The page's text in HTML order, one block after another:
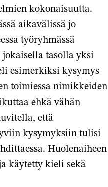
kokonaisuutta.
aikavälissä jo
työryhmässä
tasolla yksi
esimerkiksi kysymys
toimiessa nimikkeiden
ehkä vähän
että
kysymyksiin tulisi
Huolenaiheen
käytetty kieli sekä